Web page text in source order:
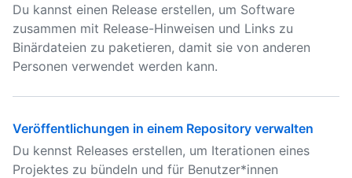
Du kannst einen Release erstellen, um Software
zusammen mit Release-Hinweisen und Links zu
Binärdateien zu paketieren, damit sie von anderen
Personen verwendet werden kann.
Veröffentlichungen in einem Repository verwalten
Du kennst Releases erstellen, um Iterationen eines
Projektes zu bündeln und für Benutzer*innen